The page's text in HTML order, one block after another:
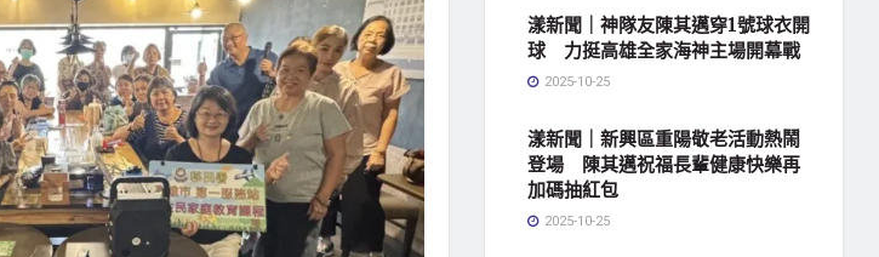
漾新聞｜神隊友陳其邁穿1號球衣開
球 力挺高雄全家海神主場開幕戰
2025-10-25
漾新聞｜新興區重陽敬老活動熱鬧
登場 陳其邁祝福長輩健康快樂再
加碼抽紅包
2025-10-25